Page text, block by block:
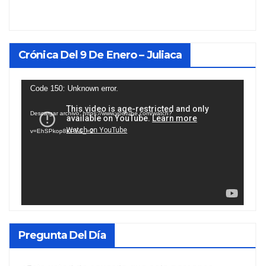
Crónica Del 9 De Enero – Juliaca
Reproductor
vídeo
Code 150: Unknown error.
Descargar archivo: https://www.youtube.com/watch?
v=EhSPkop8KPY&_=2
Pregunta Del Día